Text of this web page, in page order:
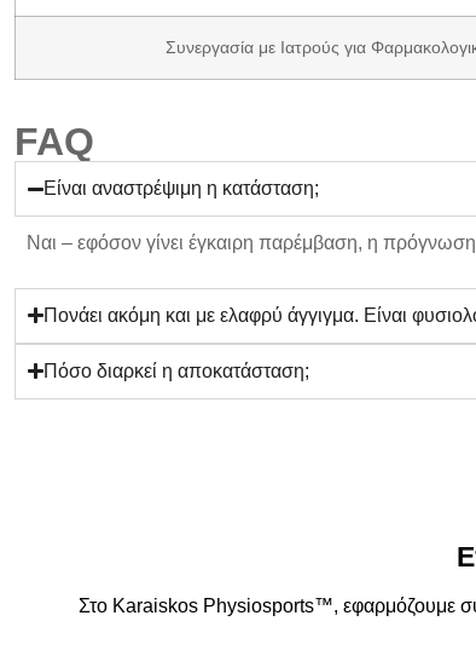
Συνεργασία με Ιατρούς για
FAQ
Είναι αναστρέψιμη η κατάσταση;
Ναι – εφόσον γίνει έγκαιρη παρέμβαση, η πρόγνωση
Πονάει ακόμη και με ελαφρύ άγγιγμα. Είναι
Πόσο διαρκεί η αποκατάσταση;
Στο Karaiskos Physiosports™, εφαρμόζουμε